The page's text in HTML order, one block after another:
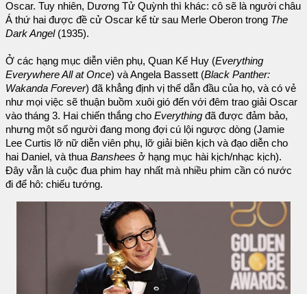
Oscar. Tuy nhiên, Dương Tử Quỳnh thì khác: cô sẽ là người châu
Á thứ hai được đề cử Oscar kể từ sau Merle Oberon trong The
Dark Angel (1935).
Ở các hạng mục diễn viên phụ, Quan Kế Huy (Everything
Everywhere All at Once) và Angela Bassett (Black Panther:
Wakanda Forever) đã khẳng định vị thế dẫn đầu của họ, và có vẻ
như mọi việc sẽ thuận buồm xuôi gió đến với đêm trao giải Oscar
vào tháng 3. Hai chiến thắng cho Everything đã được đảm bảo,
nhưng một số người đang mong đợi cú lội ngược dòng (Jamie
Lee Curtis lỡ nữ diễn viên phụ, lỡ giải biên kịch và đạo diễn cho
hai Daniel, và thuaBanshees ở hạng mục hài kịch/nhạc kịch).
Đây vẫn là cuộc đua phim hay nhất mà nhiều phim cần có nước
đi để hô: chiếu tướng.